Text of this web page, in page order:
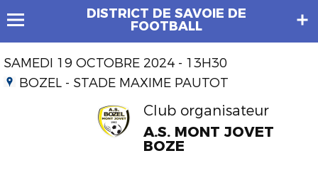
DISTRICT DE SAVOIE DE
FOOTBALL
SAMEDI 19 OCTOBRE 2024 - 13H30
BOZEL - STADE MAXIME PAUTOT
Club organisateur
A.S. MONT JOVET
BOZE